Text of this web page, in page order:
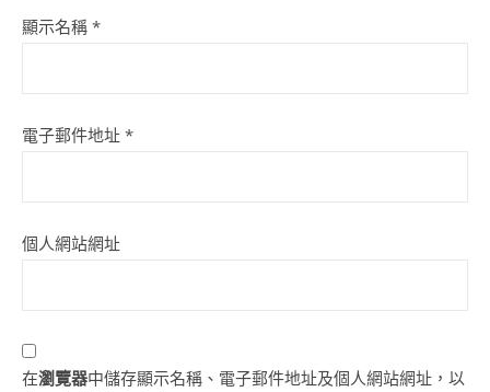
顯示名稱 *
電子郵件地址 *
個人網站網址
在瀏覽器中儲存顯示名稱、電子郵件地址及個人網站網址，以